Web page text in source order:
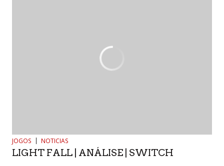
JOGOS NOTICIAS
LIGHT FALL | ANÁLISE | SWITCH